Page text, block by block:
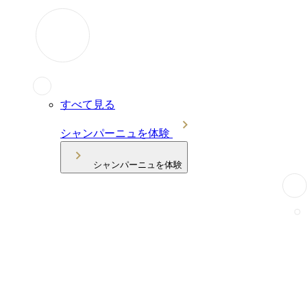
すべて見る
シャンパーニュを体験
シャンパーニュを体験